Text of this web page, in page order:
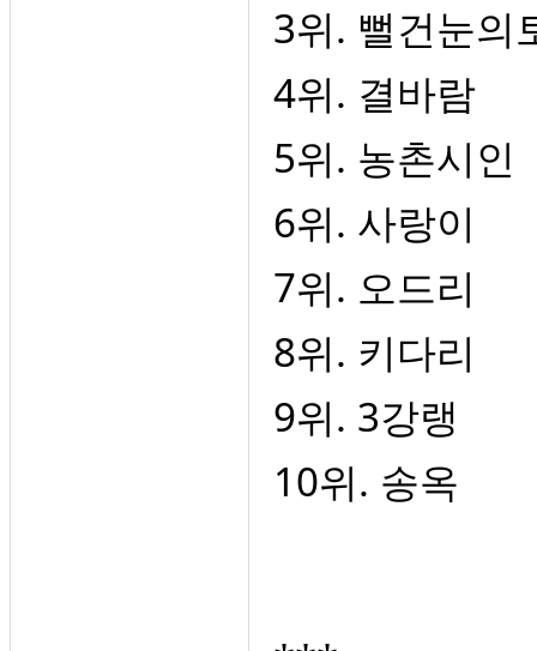
3위. 뻘건눈의
4위. 결바람
5위. 농촌시인
6위. 사랑이
7위. 오드리
8위. 키다리
9위. 3강랭
10위. 송옥